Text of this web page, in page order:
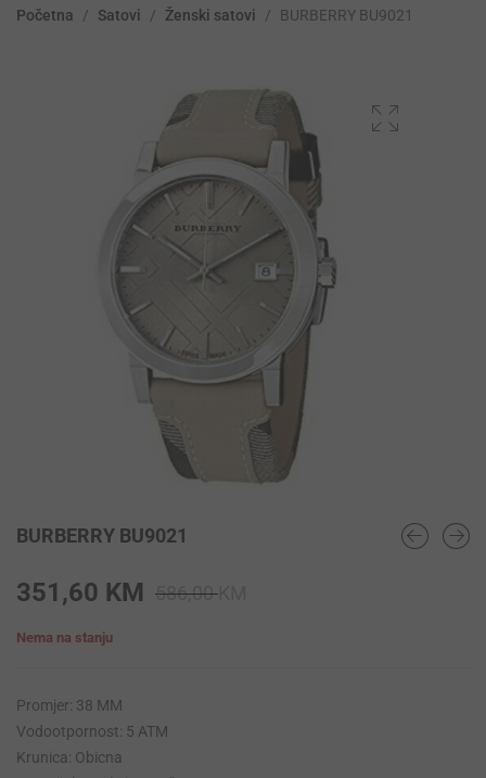
Početna / Satovi / Ženski satovi / BURBERRY BU9021
BURBERRY BU9021
586,00
351,60 KM
Nema na stanju
Promjer: 38 MM
Vodootpornost: 5 ATM
Krunica: Obicna